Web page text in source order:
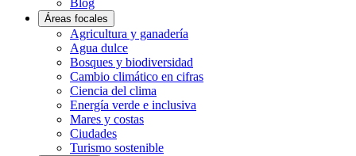
Blog
Áreas focales
Agricultura y ganadería
Agua dulce
Bosques y biodiversidad
Cambio climático en cifras
Ciencia del clima
Energía verde e inclusiva
Mares y costas
Ciudades
Turismo sostenible